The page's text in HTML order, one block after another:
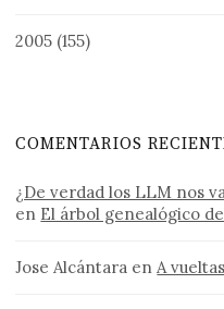
2005 (155)
COMENTARIOS
¿De verdad los LLM nos
en El árbol genealógico
Jose Alcántara enA